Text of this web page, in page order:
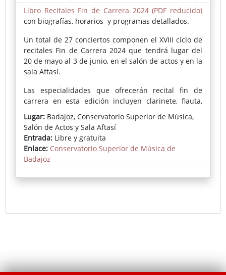
espectro temático del pintor. Las aguas y los
ambientes brumosos, sin estar ausentes, parecen
menos frecuentes.
Libro Recitales Fin de Carrera 2024 (PDF reducido)
con biografías, horarios y programas detallados.
Un total de 27 conciertos componen el XVIII ciclo de
recitales Fin de Carrera 2024 que tendrá lugar del
20 de mayo al 3 de junio, en el salón de actos y en la
sala Aftasí.
Las especialidades que ofrecerán recital fin de
carrera en esta edición incluyen clarinete, flauta,
composición, percusión, violín, guitarra, viola, piano,
violonchelo, contrabajo, saxofón, trombón y canto.
Cada concierto será una muestra del dominio
técnico y artístico de los estudiantes, y una
celebración de su trayectoria académica y artística.
ofreciendo una excelente oportunidad para
Lugar: Badajoz, Conservatorio Superior de Música,
Salón de Actos y Sala Aftasí
Entrada: Libre y gratuita
Enlace: Conservatorio Superior de Música de
Badajoz